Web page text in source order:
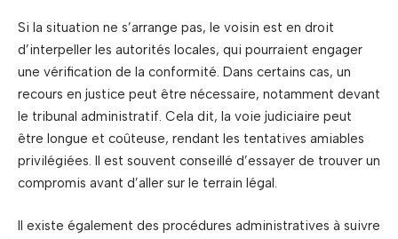
Si la situation ne s’arrange pas, le voisin est en droit
d’interpeller les autorités locales, qui pourraient engager
une vérification de la conformité. Dans certains cas, un
recours en justice peut être nécessaire, notamment devant
le tribunal administratif. Cela dit, la voie judiciaire peut
être longue et coûteuse, rendant les tentatives amiables
privilégiées. Il est souvent conseillé d’essayer de trouver un
compromis avant d’aller sur le terrain légal.
Il existe également des procédures administratives à suivre